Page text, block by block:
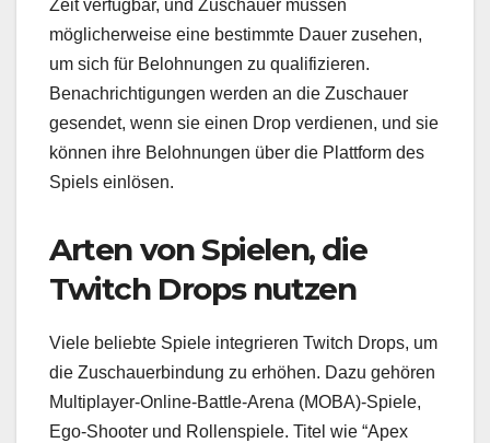
Zeit verfügbar, und Zuschauer müssen
möglicherweise eine bestimmte Dauer zusehen,
um sich für Belohnungen zu qualifizieren.
Benachrichtigungen werden an die Zuschauer
gesendet, wenn sie einen Drop verdienen, und sie
können ihre Belohnungen über die Plattform des
Spiels einlösen.
Arten von Spielen, die
Twitch Drops nutzen
Viele beliebte Spiele integrieren Twitch Drops, um
die Zuschauerbindung zu erhöhen. Dazu gehören
Multiplayer-Online-Battle-Arena (MOBA)-Spiele,
Ego-Shooter und Rollenspiele. Titel wie “Apex